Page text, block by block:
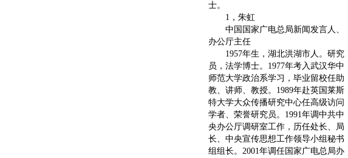
士。
1，朱虹
中国国家广电总局新闻发言人、
办公厅主任
1957年生，湖北洪湖市人。研究
员，法学博士。1977年考入武汉华中
师范大学政治系学习，毕业留校任助
教、讲师、教授。1989年赴英国莱斯
特大学大众传播研究中心任高级访问
学者、荣誉研究员。1991年调中共中
央办公厅调研室工作，历任处长、局
长、中央宣传思想工作领导小组秘书
组组长。2001年调任国家广电总局办